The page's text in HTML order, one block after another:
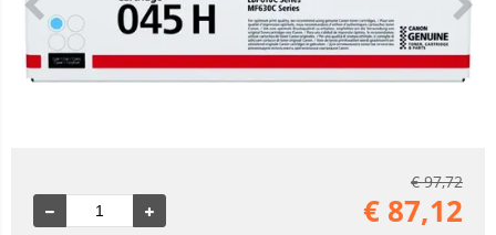
€97,72
€ 87,12